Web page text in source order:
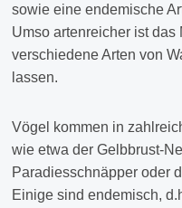
sowie eine endemische
Umso artenreicher ist das
verschiedene Arten von
lassen.
Vögel kommen in
wie etwa der Gelbbrust-
Paradiesschnäpper oder
Einige sind endemisch,